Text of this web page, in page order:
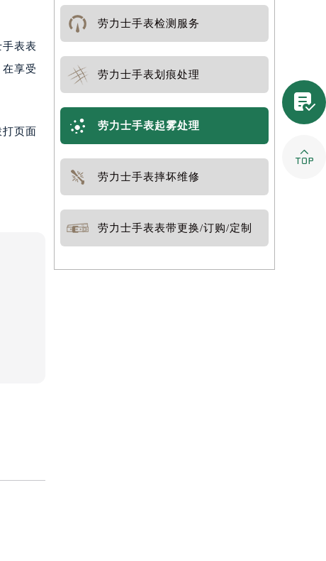
表表
享受
页面
劳力士手表检测服务
劳力士手表划痕处理
劳力士手表起雾处理
劳力士手表摔坏维修
劳力士手表表带更换/订购/定制

